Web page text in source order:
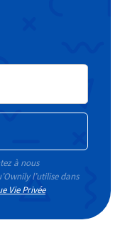
à nous
l’utilise dans
Vie Privée